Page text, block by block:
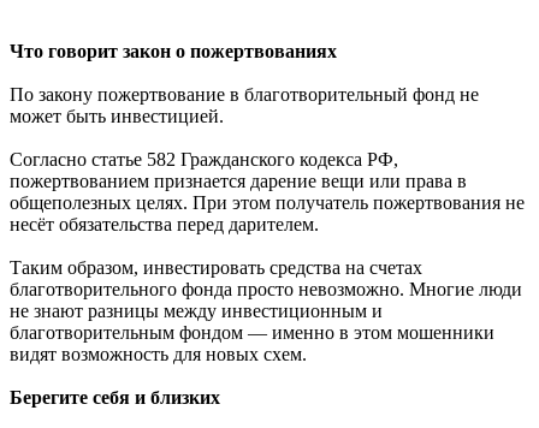
Что говорит закон о пожертвованиях
По закону пожертвование в благотворительный фонд не
может быть инвестицией.
Согласно статье 582 Гражданского кодекса РФ,
пожертвованием признается дарение вещи или права в
общеполезных целях. При этом получатель пожертвования не
несёт обязательства перед дарителем.
Таким образом, инвестировать средства на счетах
благотворительного фонда просто невозможно. Многие люди
не знают разницы между инвестиционным и
благотворительным фондом — именно в этом мошенники
видят возможность для новых схем.
Берегите себя и близких